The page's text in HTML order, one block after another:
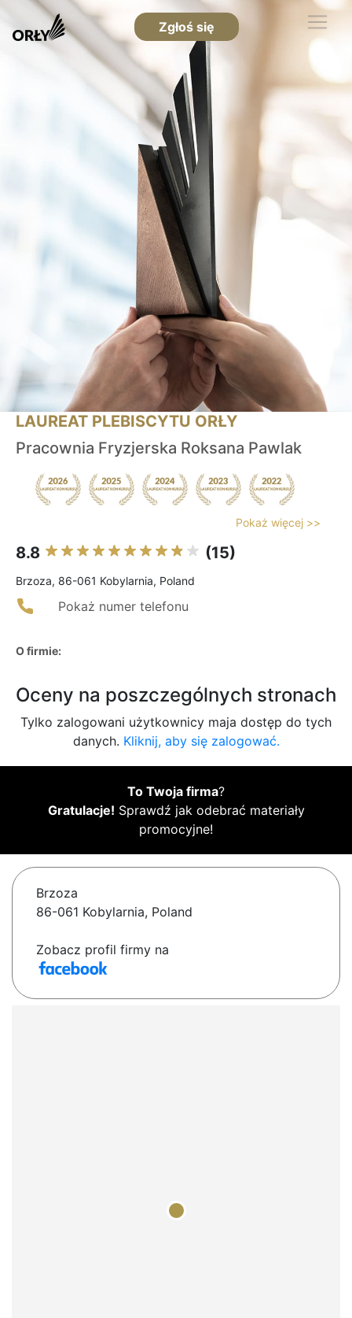
Zgłoś się
LAUREAT PLEBISCYTU ORŁY
Pracownia Fryzjerska Roksana Pawlak
Pokaż więcej >>
8.8 (15)
Brzoza, 86-061 Kobylarnia, Poland
Pokaż numer telefonu
O firmie:
Oceny na poszczególnych stronach
Tylko zalogowani użytkownicy maja dostęp do tych
danych. Kliknij, aby się zalogować.
To Twoja firma?
Gratulacje! Sprawdź jak odebrać materiały
promocyjne!
Brzoza
86-061 Kobylarnia, Poland
Zobacz profil firmy na